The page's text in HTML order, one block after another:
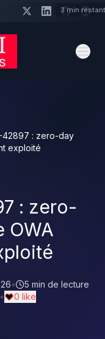
42897 : zero-day
exploité
: zero-
OWA
•
5 min de lecture
• 0 like
3 min